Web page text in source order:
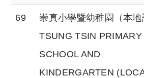
69
崇真小學暨幼稚園（本地
TSUNG TSIN PRIMARY
SCHOOL AND
KINDERGARTEN